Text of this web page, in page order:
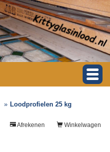
Loodprofielen 25 kg
Winkelwagen
Afrekenen